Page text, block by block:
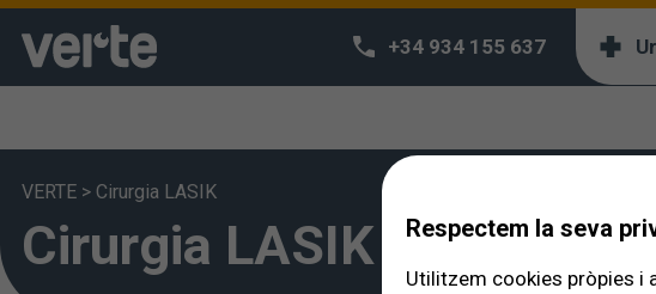
+34 934 155 637
VERTE > Cirurgia LASIK
Cirurgia LASIK Respectem la seva
Utilitzem cookies pròpies i